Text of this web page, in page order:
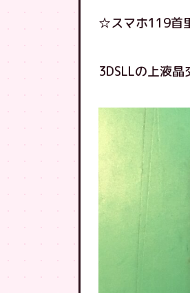
☆スマホ119首
3DSLLの上液晶